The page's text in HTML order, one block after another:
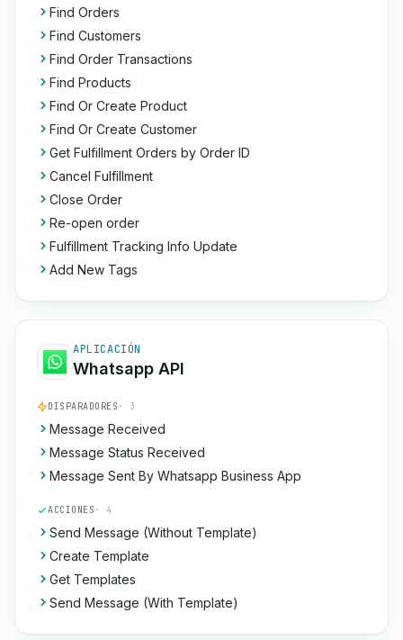
Find Orders
Find Customers
Find Order Transactions
Find Products
Find Or Create Product
Find Or Create Customer
Get Fulfillment Orders by Order ID
Cancel Fulfillment
Close Order
Re-open order
Fulfillment Tracking Info Update
Add New Tags
APLICACIÓN
Whatsapp API
DISPARADORES · 3
Message Received
Message Status Received
Message Sent By Whatsapp Business App
ACCIONES · 4
Send Message (Without Template)
Create Template
Get Templates
Send Message (With Template)